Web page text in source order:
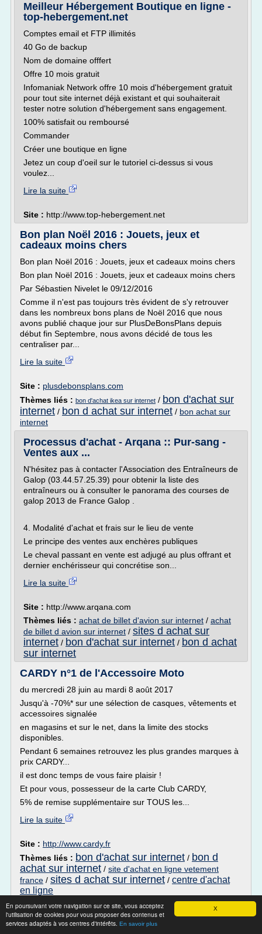
X
En poursuivant votre navigation sur ce site, vous acceptez
l'utilisation de cookies pour vous proposer des contenus et
services adaptés à vos centres d'intérêts. En savoir plus
Meilleur Hébergement Boutique en ligne -
top-hebergement.net
Comptes email et FTP illimités
40 Go de backup
Nom de domaine offfert
Offre 10 mois gratuit
Infomaniak Network offre 10 mois d'hébergement gratuit
pour tout site internet déjà existant et qui souhaiterait
tester notre solution d'hébergement sans engagement.
100% satisfait ou remboursé
Commander
Créer une boutique en ligne
Jetez un coup d'oeil sur le tutoriel ci-dessus si vous
voulez...
Lire la suite
Site : http://www.top-hebergement.net
Bon plan Noël 2016 : Jouets, jeux et
cadeaux moins chers
Bon plan Noël 2016 : Jouets, jeux et cadeaux moins chers
Bon plan Noël 2016 : Jouets, jeux et cadeaux moins chers
Par Sébastien Nivelet le 09/12/2016
Comme il n'est pas toujours très évident de s'y retrouver
dans les nombreux bons plans de Noël 2016 que nous
avons publié chaque jour sur PlusDeBonsPlans depuis
début fin Septembre, nous avons décidé de tous les
centraliser par...
Lire la suite
Site : plusdebonsplans.com
Thèmes liés : bon d'achat ikea sur internet / bon d'achat sur
internet / bon d achat sur internet / bon achat sur
internet
Processus d'achat - Arqana :: Pur-sang -
Ventes aux ...
N'hésitez pas à contacter l'Association des Entraîneurs de
Galop (03.44.57.25.39) pour obtenir la liste des
entraîneurs ou à consulter le panorama des courses de
galop 2013 de France Galop .
4. Modalité d'achat et frais sur le lieu de vente
Le principe des ventes aux enchères publiques
Le cheval passant en vente est adjugé au plus offrant et
dernier enchérisseur qui concrétise son...
Lire la suite
Site : http://www.arqana.com
Thèmes liés : achat de billet d'avion sur internet / achat
de billet d avion sur internet / sites d achat sur
internet / bon d'achat sur internet / bon d achat
sur internet
CARDY n°1 de l'Accessoire Moto
du mercredi 28 juin au mardi 8 août 2017
Jusqu'à -70%* sur une sélection de casques, vêtements et
accessoires signalée
en magasins et sur le net, dans la limite des stocks
disponibles.
Pendant 6 semaines retrouvez les plus grandes marques à
prix CARDY...
il est donc temps de vous faire plaisir !
Et pour vous, possesseur de la carte Club CARDY,
5% de remise supplémentaire sur TOUS les...
Lire la suite
Site : http://www.cardy.fr
Thèmes liés : bon d'achat sur internet / bon d
achat sur internet / site d'achat en ligne vetement
france / sites d achat sur internet / centre d'achat
en ligne
Bons plans 2016 pour acheter des jouets
pour enfant pas cher